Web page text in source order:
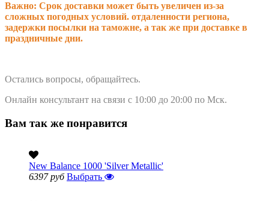
Важно: Срок доставки может быть увеличен из-за
сложных погодных условий. отдаленности региона,
задержки посылки на таможне, а так же при доставке в
праздничные дни.
Остались вопросы, обращайтесь.
Онлайн консультант на связи с 10:00 до 20:00 по Мск.
Вам так же понравится
New Balance 1000 'Silver Metallic'
6397 руб Выбрать